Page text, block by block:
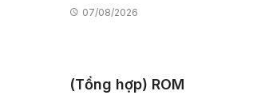
07/08/2026
(Tổng hợp) ROM